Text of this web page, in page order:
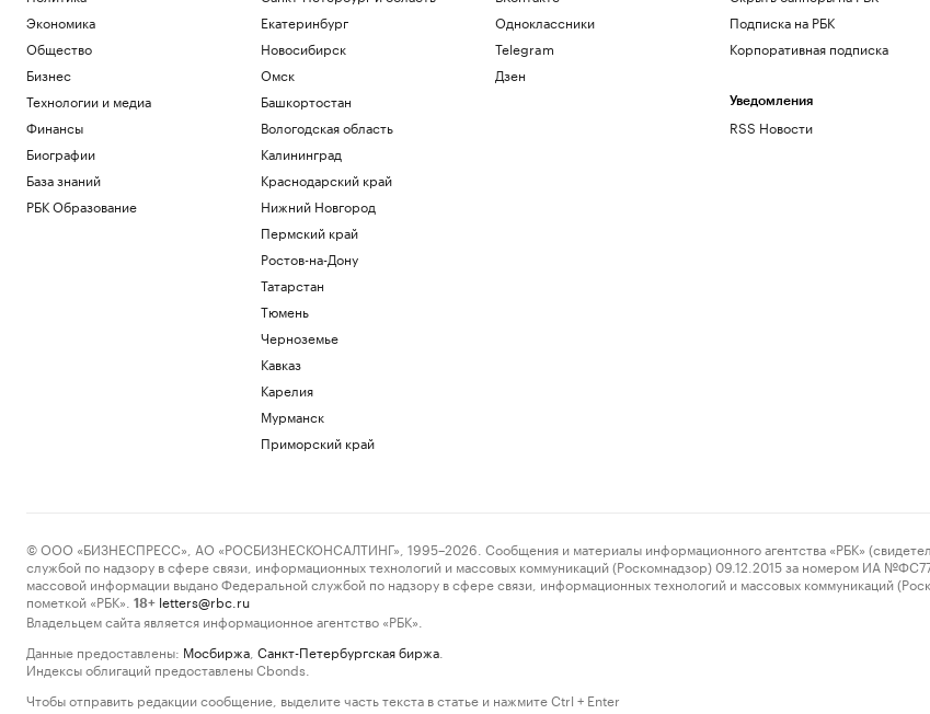
Экономика
Общество
Бизнес
Технологии и медиа
Финансы
Биографии
База знаний
РБК Образование
Екатеринбург
Новосибирск
Омск
Башкортостан
Вологодская область
Калининград
Краснодарский край
Нижний Новгород
Пермский край
Ростов-на-Дону
Татарстан
Тюмень
Черноземье
Кавказ
Карелия
Мурманск
Приморский край
Одноклассники
Telegram
Дзен
Подписка на РБК
Корпоративная подписка
Уведомления
RSS Новости
© ООО «БИЗНЕСПРЕСС», АО «РОСБИЗНЕСКОНСАЛТИНГ», 1995–2026. Сообщения и материалы информационного агентства «РБК»
службой по надзору в сфере связи, информационных технологий и массовых коммуникаций (Роскомнадзор) 09.12.2015 за номером ИА
массовой информации выдано Федеральной службой по надзору в сфере связи, информационных технологий и массовых коммуникаций
пометкой «РБК».
18+ letters@rbc.ru
Владельцем сайта является информационное агентство «РБК».
Данные предоставлены: Мосбиржа Санкт-Петербургская биржа
Индексы облигаций предоставлены Cbonds.
Чтобы отправить редакции сообщение, выделите часть текста в статье и нажмите Ctrl + Enter